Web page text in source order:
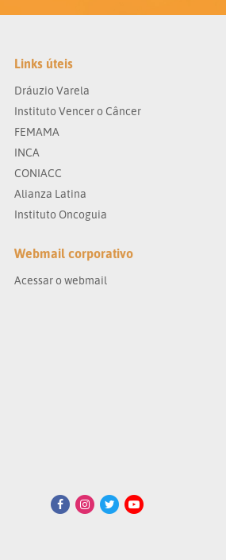
Links úteis
Dráuzio Varela
Instituto Vencer o Câncer
FEMAMA
INCA
CONIACC
Alianza Latina
Instituto Oncoguia
Webmail corporativo
Acessar o webmail